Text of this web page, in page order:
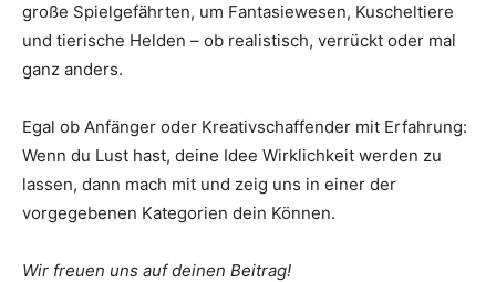
große Spielgefährten, um Fantasiewesen, Kuscheltiere
und tierische Helden – ob realistisch, verrückt oder mal
ganz anders.
Egal ob Anfänger oder Kreativschaffender mit Erfahrung:
Wenn du Lust hast, deine Idee Wirklichkeit werden zu
lassen, dann mach mit und zeig uns in einer der
vorgegebenen Kategorien dein Können.
Wir freuen uns auf deinen Beitrag!